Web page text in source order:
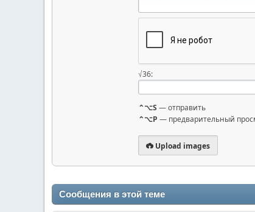
√36:
⌃⌥S — отправить
⌃⌥P — предварительный
Upload images
Сообщения в этой теме